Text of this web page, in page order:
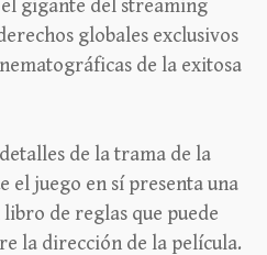
gigante del streaming
globales exclusivos
de la exitosa
de la trama de la
el juego en sí presenta una
de reglas que puede
la dirección de la película.